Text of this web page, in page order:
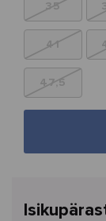
35
41
47,5